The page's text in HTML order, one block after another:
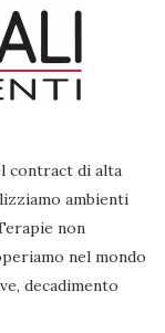
contract di alta
ambienti
non
nel mondo
decadimento